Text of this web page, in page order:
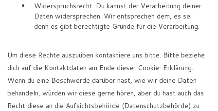
Widerspruchsrecht: Du kannst der Verarbeitung deiner
Daten widersprechen. Wir entsprechen dem, es sei
denn es gibt berechtigte Gründe für die Verarbeitung.
Um diese Rechte auszuüben kontaktiere uns bitte. Bitte beziehe
dich auf die Kontaktdaten am Ende dieser Cookie-Erklärung.
Wenn du eine Beschwerde darüber hast, wie wir deine Daten
behandeln, würden wir diese gerne hören, aber du hast auch das
Recht diese an die Aufsichtsbehörde (Datenschutzbehörde) zu